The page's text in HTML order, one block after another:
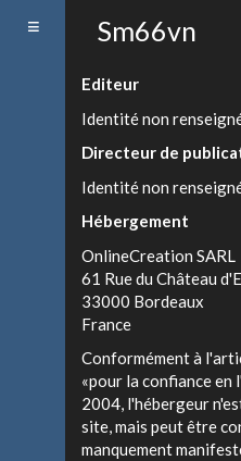
Toggle
navigation
Sm66vn
Editeur
Identité non
Directeur de
Identité non
Hébergement
OnlineCreation SARL
61 Rue du Château
33000 Bordeaux
France
Conformément à
«pour la confiance en
2004, l'hébergeur
site, mais peut être
manquement